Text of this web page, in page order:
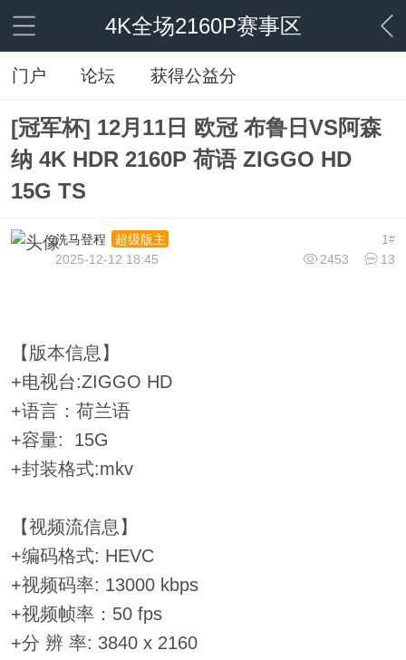
4K全场2160P赛事区
门户 论坛 获得公益分
[冠军杯] 12月11日 欧冠 布鲁日VS阿森
纳 4K HDR 2160P 荷语 ZIGGO HD
15G TS
1#
洗马登程
超级版主
2453
13
2025-12-12 18:45
【版本信息】
+电视台:ZIGGO HD
+语言：荷兰语
+容量: 15G
+封装格式:mkv
【视频流信息】
+编码格式: HEVC
+视频码率: 13000 kbps
+视频帧率：50 fps
+分 辨 率: 3840 x 2160